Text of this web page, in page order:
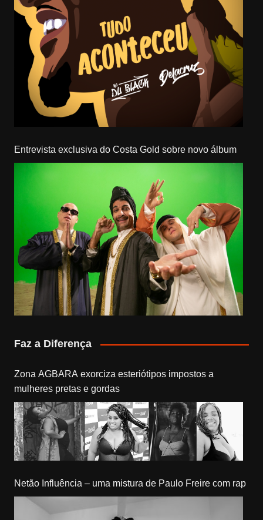
Entrevista exclusiva do Costa Gold sobre novo álbum
Faz a Diferença
Zona AGBARA exorciza esteriótipos impostos a
mulheres pretas e gordas
Netão Influência – uma mistura de Paulo Freire com rap